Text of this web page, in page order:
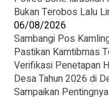
Bukan Terobos Lalu
06/08/2026
Sambangi Pos
Pastikan Kamtibmas
Verifikasi Penetapan
Desa Tahun 2026 di
Sampaikan